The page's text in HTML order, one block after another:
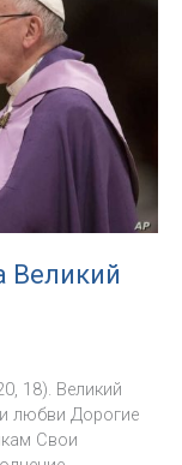
Великий
18). Великий
любви Дорогие
Свои